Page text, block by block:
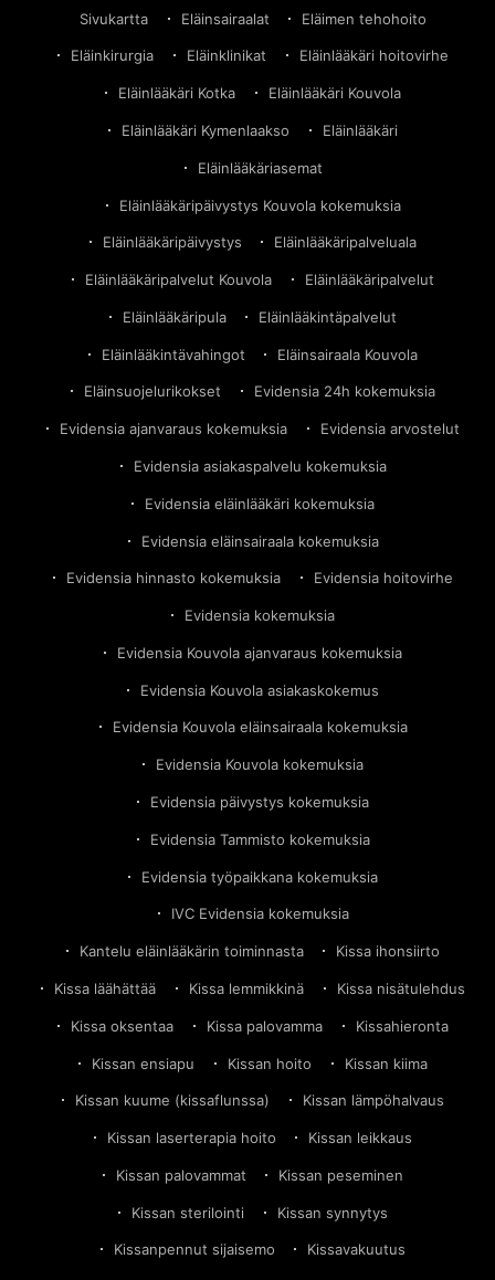
asiakkaan kissan. Lu
Sivukartta Eläinsairaalat Eläimen tehohoito
Eläinkirurgia Eläinklinikat Eläinlääkäri hoitovirhe
Eläinlääkäri Kotka Eläinlääkäri Kouvola
Eläinlääkäri Kymenlaakso Eläinlääkäri
Eläinlääkäriasemat
Eläinlääkäripäivystys Kouvola kokemuksia
Eläinlääkäripäivystys Eläinlääkäripalveluala
Eläinlääkäripalvelut Kouvola Eläinlääkäripalvelut
Eläinlääkäripula Eläinlääkintäpalvelut
Eläinlääkintävahingot Eläinsairaala Kouvola
Eläinsuojelurikokset Evidensia 24h kokemuksia
Evidensia ajanvaraus kokemuksia Evidensia arvostelut
Evidensia asiakaspalvelu kokemuksia
Evidensia eläinlääkäri kokemuksia
Evidensia eläinsairaala kokemuksia
Evidensia hinnasto kokemuksia Evidensia hoitovirhe
Evidensia kokemuksia
Evidensia Kouvola ajanvaraus kokemuksia
Evidensia Kouvola asiakaskokemus
Evidensia Kouvola eläinsairaala kokemuksia
Evidensia Kouvola kokemuksia
Evidensia päivystys kokemuksia
Evidensia Tammisto kokemuksia
Evidensia työpaikkana kokemuksia
IVC Evidensia kokemuksia
Kantelu eläinlääkärin toiminnasta Kissa ihonsiirto
Kissa läähättää Kissa lemmikkinä Kissa nisätulehdus
Kissa oksentaa Kissa palovamma Kissahieronta
Kissan ensiapu Kissan hoito Kissan kiima
Kissan kuume (kissaflunssa) Kissan lämpöhalvaus
Kissan laserterapia hoito Kissan leikkaus
Kissan palovammat Kissan peseminen
Kissan sterilointi Kissan synnytys
Kissanpennut sijaisemo Kissavakuutus